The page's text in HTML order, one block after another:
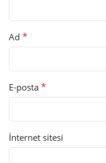
Ad *
E-posta *
İnternet sitesi